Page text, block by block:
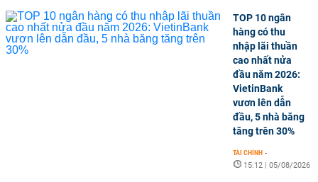
TOP 10 ngân
hàng có thu
nhập lãi thuần
cao nhất nửa
đầu năm 2026:
VietinBank
vươn lên dẫn
đầu, 5 nhà băng
tăng trên 30%
TÀI CHÍNH -
15:12 | 05/08/2026